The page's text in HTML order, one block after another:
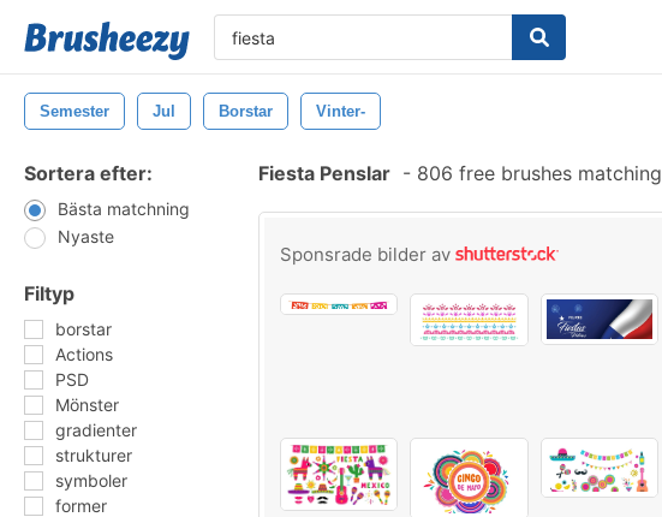
Semester Jul Borstar Vinter-
Sortera efter:
Bästa matchning
Nyaste
Filtyp
borstar
Actions
PSD
Mönster
gradienter
strukturer
symboler
former
Fiesta Penslar - 806 free brushes matching
Sponsrade bilder av